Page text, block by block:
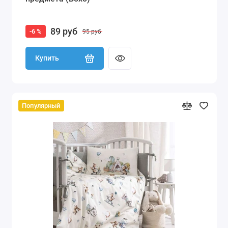
-6 % 89 руб 95 руб
Купить
Популярный